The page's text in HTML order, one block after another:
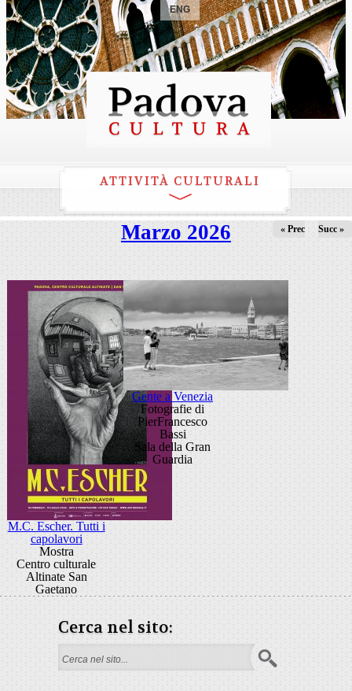
ENG
ATTIVITÀ CULTURALI
Marzo 2026 « Prec Succ »
M.C. Escher. Tutti i
capolavori
Mostra
Centro culturale
Altinate San
Gaetano
Gente a Venezia
Fotografie di
PierFrancesco
Bassi
Sala della Gran
Guardia
Cerca nel sito:
Form di ricerca